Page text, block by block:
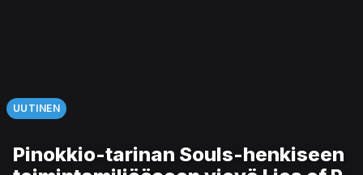
UUTINEN
Pinokkio-tarinan Souls-henkiseen